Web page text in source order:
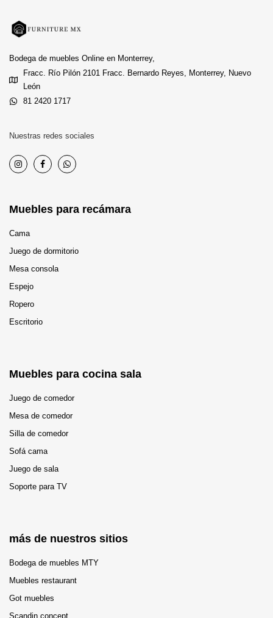
Bodega de muebles Online en Monterrey,
Fracc. Río Pilón 2101 Fracc. Bernardo Reyes, Monterrey, Nuevo
León
81 2420 1717
Nuestras redes sociales
Muebles para recámara
Cama
Juego de dormitorio
Mesa consola
Espejo
Ropero
Escritorio
Muebles para cocina sala
Juego de comedor
Mesa de comedor
Silla de comedor
Sofá cama
Juego de sala
Soporte para TV
más de nuestros sitios
Bodega de muebles MTY
Muebles restaurant
Got muebles
Scandin concept